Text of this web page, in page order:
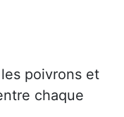
poivrons et
chaque